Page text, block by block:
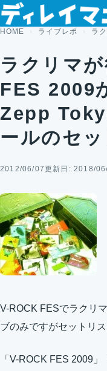
コンテンツへスキップ
HOME ライブレポ ラ
ラクリマ
FES 2009
Zepp
ールのセ
2012/06/07更新日: 2018/
V-ROCK FESでラクリ
ブのみですがセットリ
「V-ROCK FES 2009」